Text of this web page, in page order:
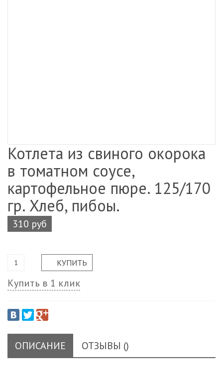
Котлета из свиного окорока
в томатном соусе,
картофельное пюре. 125/170
гр. Хлеб, пибоы.
310 руб
Купить в 1 клик
ОПИСАНИЕ ОТЗЫВЫ ()